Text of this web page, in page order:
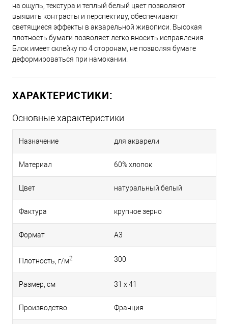
на ощупь, текстура и теплый белый цвет позволяют
выявить контрасты и перспективу, обеспечивают
светящиеся эффекты в акварельной живописи. Высокая
плотность бумаги позволяет легко вносить исправления.
Блок имеет склейку по 4 сторонам, не позволяя бумаге
деформироваться при намокании.
ХАРАКТЕРИСТИКИ:
Основные характеристики
Назначение для акварели
Материал 60% хлопок
Цвет натуральный белый
Фактура крупное зерно
Формат A3
Плотность, г/м2 300
Размер, см 31 х 41
Производство Франция